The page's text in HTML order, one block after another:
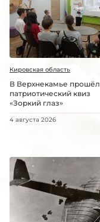
Кировская область
В Верхнекамье прошёл
патриотический квиз
«Зоркий глаз»
4 августа 2026